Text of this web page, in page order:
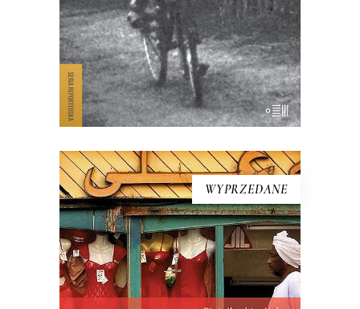
39.00zł 19.50zł
E-BOOK DO KOSZYKA
WYPRZEDANE
[EBOOK] Piotr Ibrahim Kalwas –
EGIPT: HARAM, HALAL
Polak-muzułmanin, mieszkaniec
Aleksandrii Piotr Ibrahim Kalwas opisuje